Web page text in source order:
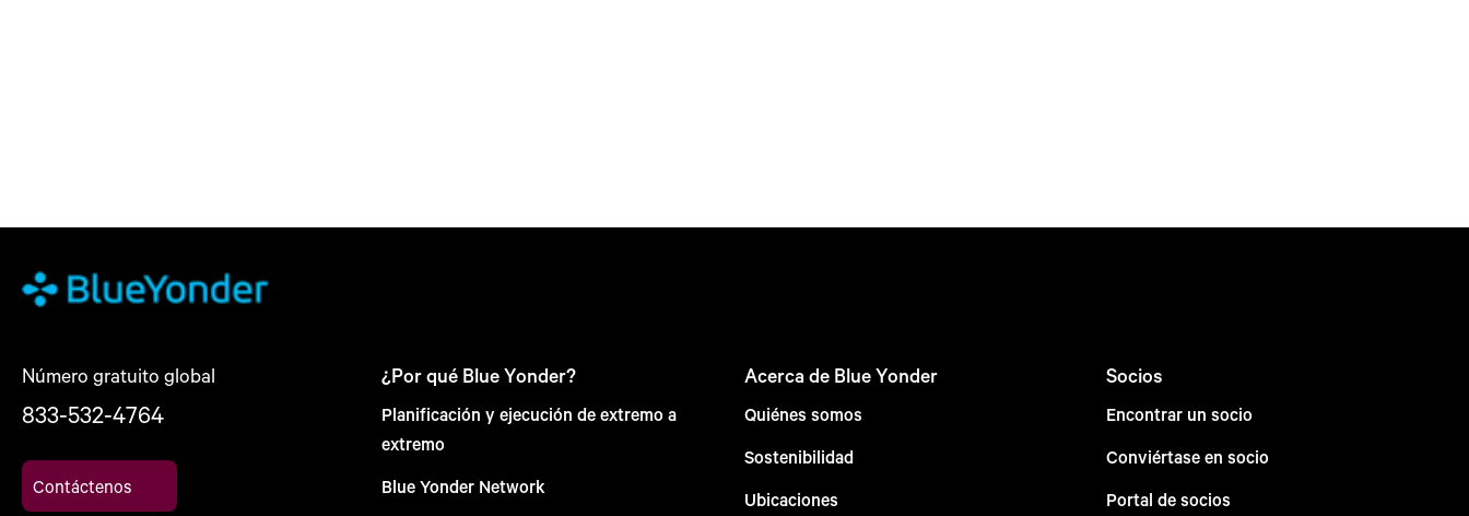
Número gratuito global
833-532-4764
Contáctenos
¿Por qué Blue Yonder?
Planificación y ejecución de extremo a
extremo
Blue Yonder Network
Acerca de Blue Yonder
Quiénes somos
Sostenibilidad
Ubicaciones
Socios
Encontrar un socio
Conviértase en socio
Portal de socios